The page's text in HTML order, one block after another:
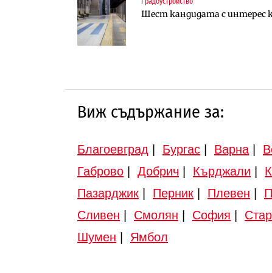
Шест кандидата с интерес
Шест кандидата с интерес
Вторият мост над
Виж съдържание за:
Благоевград Бургас Варна
Габрово
Добрич Кърджали
Пазарджик
Перник Плевен
Сливен
Смолян София
Шумен
Ямбол